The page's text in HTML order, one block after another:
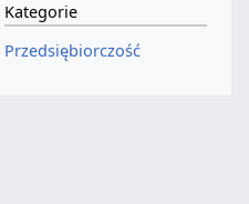
Kategorie
Przedsiębiorczość